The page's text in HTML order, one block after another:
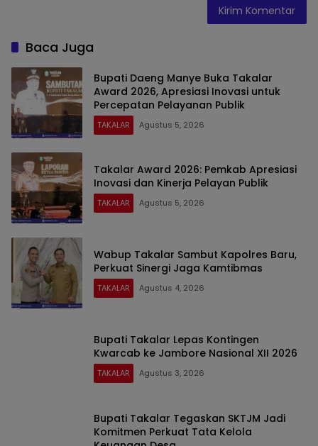
Baca Juga
Bupati Daeng Manye Buka Takalar
Award 2026, Apresiasi Inovasi untuk
Percepatan Pelayanan Publik
TAKALAR Agustus 5, 2026
Takalar Award 2026: Pemkab Apresiasi
Inovasi dan Kinerja Pelayan Publik
TAKALAR Agustus 5, 2026
Wabup Takalar Sambut Kapolres Baru,
Perkuat Sinergi Jaga Kamtibmas
TAKALAR Agustus 4, 2026
Bupati Takalar Lepas Kontingen
Kwarcab ke Jambore Nasional XII 2026
TAKALAR Agustus 3, 2026
Bupati Takalar Tegaskan SKTJM Jadi
Komitmen Perkuat Tata Kelola